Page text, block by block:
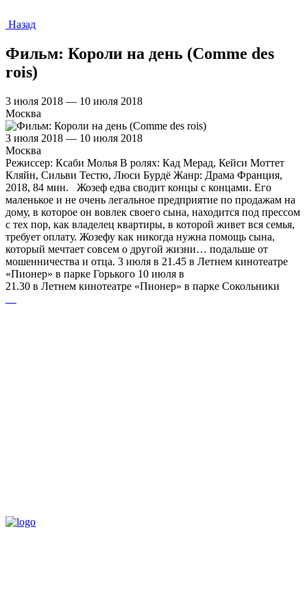
Назад
Фильм: Короли на день (Comme des
rois)
3 июля 2018 — 10 июля 2018
Москва
3 июля 2018 — 10 июля 2018
Москва
Режиссер: Ксаби Молья В ролях: Кад Мерад, Кейси Моттет
Кляйн, Сильви Тестю, Люси Бурдё Жанр: Драма Франция,
2018, 84 мин. Жозеф едва сводит концы с концами. Его
маленькое и не очень легальное предприятие по продажам на
дому, в которое он вовлек своего сына, находится под прессом
с тех пор, как владелец квартиры, в которой живет вся семья,
требует оплату. Жозефу как никогда нужна помощь сына,
который мечтает совсем о другой жизни… подальше от
мошенничества и отца. 3 июля в 21.45 в Летнем кинотеатре
«Пионер» в парке Горького 10 июля в
21.30 в Летнем кинотеатре «Пионер» в парке Сокольники